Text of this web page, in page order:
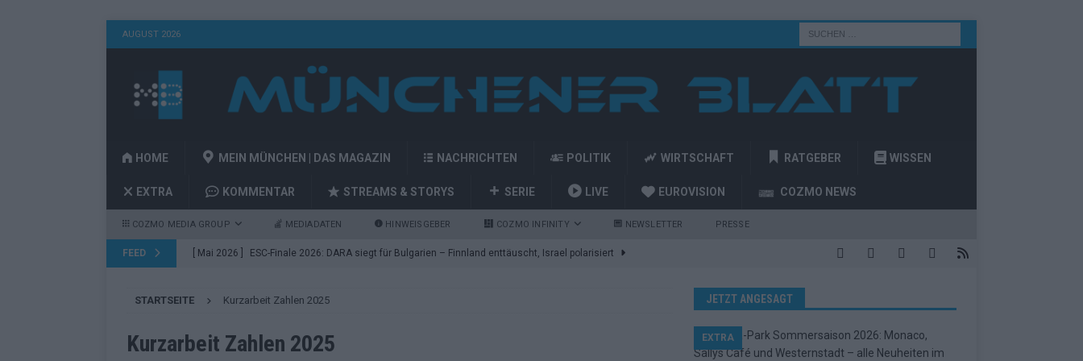
AUGUST 2026
HOME MEIN MÜNCHEN | DAS MAGAZIN NACHRICHTEN POLITIK WIRTSCHAFT RATGEBER WISSEN
EXTRA KOMMENTAR STREAMS & STORYS SERIE LIVE EUROVISION COZMO NEWS
COZMO MEDIA GROUP MEDIADATEN HINWEISGEBER COZMO INFINITY NEWSLETTER PRESSE
FEED [ Mai 2026 ] ESC-Finale 2026: DARA siegt für Bulgarien – Finnland enttäuscht, Israel polarisiert
[ Mai 2026 ] ESC 2026 Finale: JJ mit Mozart-Eröffnung, Eurovision-Allstars und Parov Stelar als Interval
Acts EUROVISION
STARTSEITE Kurzarbeit Zahlen 2025
Kurzarbeit Zahlen 2025
JETZT ANGESAGT
EXTRA